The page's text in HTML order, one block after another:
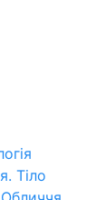
Тіло